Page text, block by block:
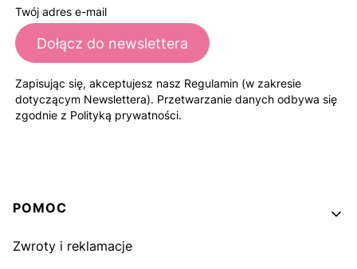
Twój adres e-mail
Dołącz do newslettera
Zapisując się, akceptujesz nasz Regulamin (w zakresie
dotyczącym Newslettera). Przetwarzanie danych odbywa się
zgodnie z Polityką prywatności.
Linki w stopce
POMOC
Zwroty i reklamacje